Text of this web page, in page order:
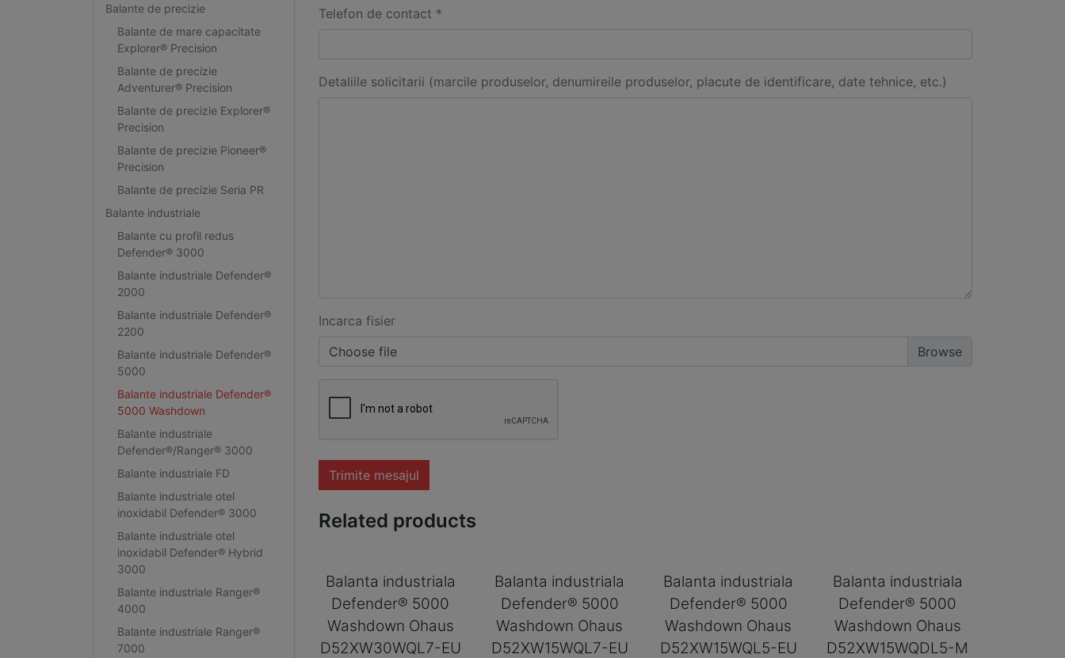
Balante de precizie
Balante de mare capacitate
Explorer® Precision
Balante de precizie
Adventurer® Precision
Balante de precizie Explorer®
Precision
Balante de precizie Pioneer®
Precision
Balante de precizie Seria PR
Balante industriale
Balante cu profil redus
Defender® 3000
Balante industriale Defender®
2000
Balante industriale Defender®
2200
Balante industriale Defender®
5000
Balante industriale Defender®
5000 Washdown
Balante industriale
Defender®/Ranger® 3000
Balante industriale FD
Balante industriale otel
inoxidabil Defender® 3000
Balante industriale otel
inoxidabil Defender® Hybrid
3000
Balante industriale Ranger®
4000
Balante industriale Ranger®
7000
Telefon de contact *
Detaliile solicitarii (marcile produselor, denumireile produselor, placute de identificare, date tehnice, etc.)
Incarca fisier
Choose file
Trimite mesajul
Related products
Balanta industriala
Defender® 5000
Washdown Ohaus
D52XW30WQL7-EU
Balanta industriala
Defender® 5000
Washdown Ohaus
D52XW15WQL7-EU
Balanta industriala
Defender® 5000
Washdown Ohaus
D52XW15WQL5-EU
Balanta industriala
Defender® 5000
Washdown Ohaus
D52XW15WQDL5-M